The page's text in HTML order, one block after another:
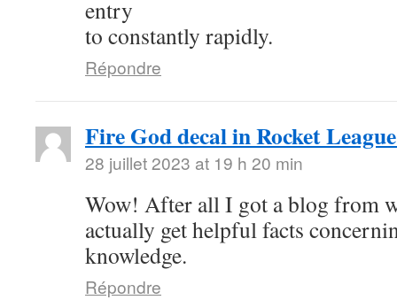
entry
to constantly rapidly.
Répondre
Fire God decal in Rocket
28 juillet 2023 at 19 h 20 min
Wow! After all I got a blog from
actually get helpful facts
knowledge.
Répondre